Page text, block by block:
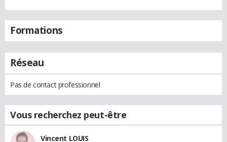
Formations
Réseau
Pas de contact professionnel
Vous recherchez peut-être
Vincent LOUIS